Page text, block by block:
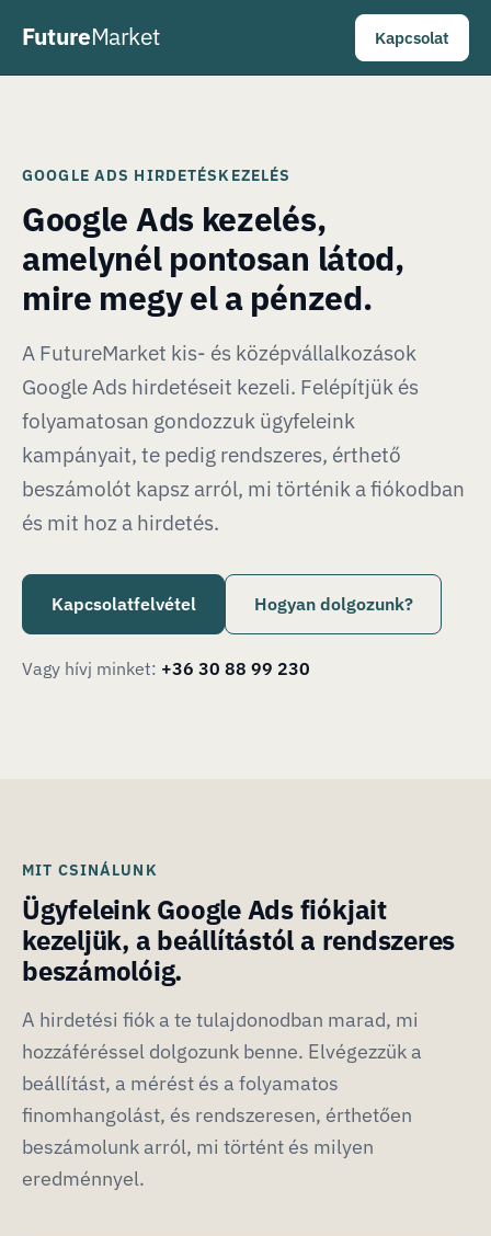
FutureMarket Kapcsolat
GOOGLE ADS HIRDETÉSKEZELÉS
Google Ads kezelés,
amelynél pontosan látod,
mire megy el a pénzed.
A FutureMarket kis- és középvállalkozások
Google Ads hirdetéseit kezeli. Felépítjük és
folyamatosan gondozzuk ügyfeleink
kampányait, te pedig rendszeres, érthető
beszámolót kapsz arról, mi történik a fiókodban
és mit hoz a hirdetés.
Kapcsolatfelvétel Hogyan dolgozunk?
Vagy hívj minket: +36 30 88 99 230
MIT CSINÁLUNK
Ügyfeleink Google Ads fiókjait
kezeljük, a beállítástól a rendszeres
beszámolóig.
A hirdetési fiók a te tulajdonodban marad, mi
hozzáféréssel dolgozunk benne. Elvégezzük a
beállítást, a mérést és a folyamatos
finomhangolást, és rendszeresen, érthetően
beszámolunk arról, mi történt és milyen
eredménnyel.